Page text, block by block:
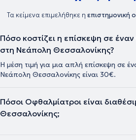
Τα κείμενα επιμελήθηκε η επιστημονική
Πόσο κοστίζει η επίσκεψη σε
στη Νεάπολη Θεσσαλονίκης?
Η μέση τιμή για μια απλή επίσκεψη σε
Νεάπολη Θεσσαλονίκης είναι 30€.
Πόσοι Οφθαλμίατροι είναι
Θεσσαλονίκης;